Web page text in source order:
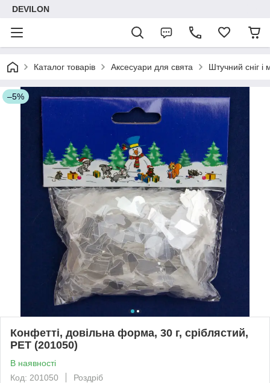
DEVILON
Каталог товарів Аксесуари для свята Штучний сніг
–5%
Конфетті, довільна форма, 30 г, сріблястий,
PET (201050)
В наявності
Код: 201050
Роздріб